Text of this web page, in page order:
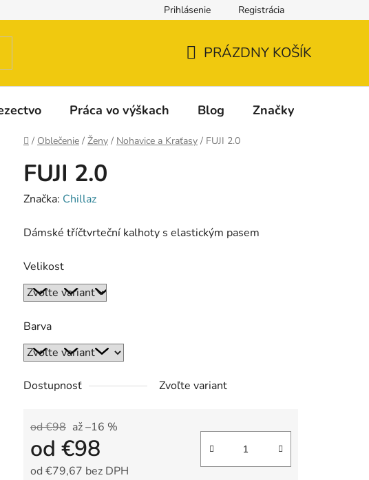
Reklamácia a vrátenie tovaru
Prihlásenie Registrácia
KOŠÍK
PRÁZDNY KOŠÍK
Práca vo výškach Blog Značky
Domov
/ Oblečenie / Ženy / Nohavice a Kraťasy / FUJI 2.0
FUJI 2.0
Značka: Chillaz
Dámské tříčtvrteční kalhoty s elastickým pasem
Velikost
Barva
Dostupnosť Zvoľte variant
od €98 až –16 %
od €98
od €79,67 bez DPH